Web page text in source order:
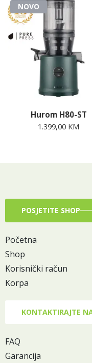
NOVO
Hurom H80-ST
1.399,00 KM
POSJETITE SHOP
Početna
Shop
Korisnički račun
Korpa
KONTAKTIRAJTE
FAQ
Garancija